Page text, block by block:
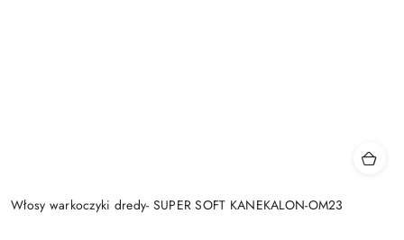
Włosy warkoczyki dredy- SUPER SOFT KANEKALON-OM23